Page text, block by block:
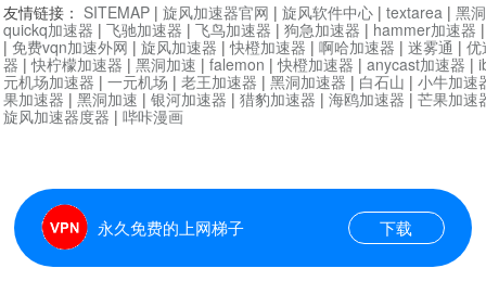
永久免费的上网梯子 下载
友情链接： SITEMAP | 旋风加速器官网 | 旋风软件中心 | textarea | 黑
quickq加速器 | 飞驰加速器 | 飞鸟加速器 | 狗急加速器 | hammer加速器
| 免费vqn加速外网 | 旋风加速器 |快橙加速器 | 啊哈加速器 | 迷雾通 | 优
器 |快柠檬加速器 | 黑洞加速 | falemon |快橙加速器 | anycast加速器 |
元机场加速器 | 一元机场 | 老王加速器 | 黑洞加速器 | 白石山 | 小牛加速
果加速器 | 黑洞加速 | 银河加速器 | 猎豹加速器 | 海鸥加速器 | 芒果加速
旋风加速器度器 | 哔咔漫画